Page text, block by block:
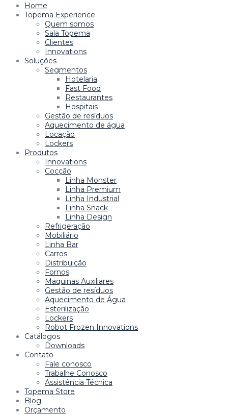
Home
Topema Experience
Quem somos
Sala Topema
Clientes
Innovations
Soluções
Segmentos
Hotelaria
Fast Food
Restaurantes
Hospitais
Gestão de resíduos
Aquecimento de água
Locação
Lockers
Produtos
Innovations
Cocção
Linha Monster
Linha Premium
Linha Industrial
Linha Snack
Linha Design
Refrigeração
Mobiliário
Linha Bar
Carros
Distribuição
Fornos
Maquinas Auxiliares
Gestão de resíduos
Aquecimento de Água
Esterilização
Lockers
Robot Frozen Innovations
Catálogos
Downloads
Contato
Fale conosco
Trabalhe Conosco
Assistência Técnica
Topema Store
Blog
Orçamento